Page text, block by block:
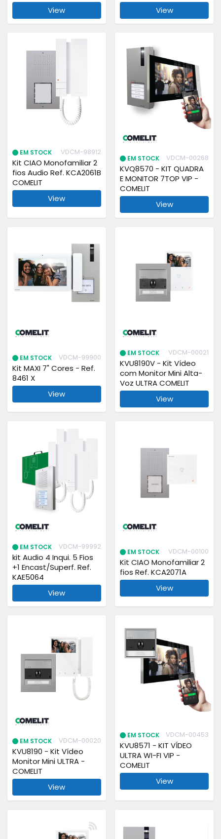
View
View
EM STOCK VDCM-98912
Kit CIAO Monofamiliar 2
fios Audio Ref. KCA2061B
COMELIT
View
EM STOCK VDCM-00268
KVQ8570 - KIT QUADRA
E MONITOR 7TOP VIP -
COMELIT
View
EM STOCK VDCM-99900
Kit MAXI 7" Cores - Ref.
8461 X
View
EM STOCK VDCM-00021
KVU8190V - Kit Vídeo
com Monitor Mini Alta-
Voz ULTRA COMELIT
View
EM STOCK VDCM-99992
kit Audio 4 Inqui. 5 Fios
+1 Encast/Superf. Ref.
KAE5064
View
EM STOCK VDCM-00100
Kit CIAO Monofamiliar 2
fios Ref. KCA2071A
View
EM STOCK VDCM-00020
KVU8190 - Kit Vídeo
Monitor Mini ULTRA -
COMELIT
View
EM STOCK VDCM-00453
KVU8571 - KIT VÍDEO
ULTRA WI-FI VIP -
COMELIT
View